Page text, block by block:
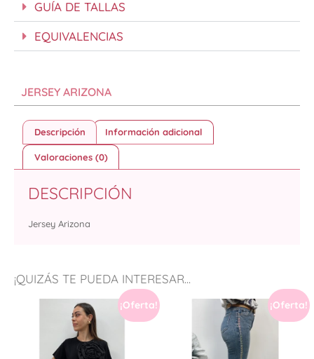
GUÍA DE TALLAS
EQUIVALENCIAS
¡QUIZÁS TE PUEDA INTERESAR...
¡Oferta! ¡Oferta!
JERSEY ARIZONA
Descripción Información adicional
Valoraciones (0)
DESCRIPCIÓN
Jersey Arizona